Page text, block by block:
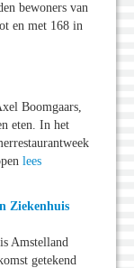
bewoners van
en met 168 in
Boomgaars,
eten. In het
lees
Ziekenhuis
Amstelland
getekend